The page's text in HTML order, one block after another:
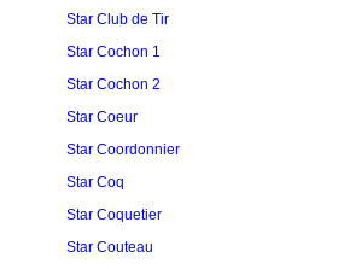
Star Club de Tir
Star Cochon 1
Star Cochon 2
Star Coeur
Star Coordonnier
Star Coq
Star Coquetier
Star Couteau